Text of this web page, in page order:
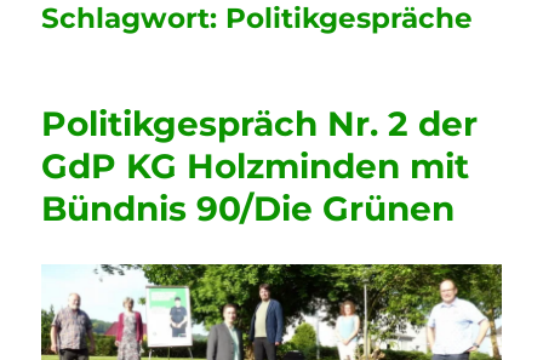
Schlagwort: Politikgespräche
Politikgespräch Nr. 2 der
GdP KG Holzminden mit
Bündnis 90/Die Grünen